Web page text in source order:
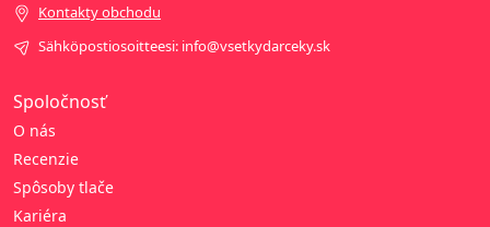
Spoločnosť
O nás
Recenzie
Spôsoby tlače
Kariéra
Kontakty obchodu
Sähköpostiosoitteesi: info@vsetkydarceky.sk